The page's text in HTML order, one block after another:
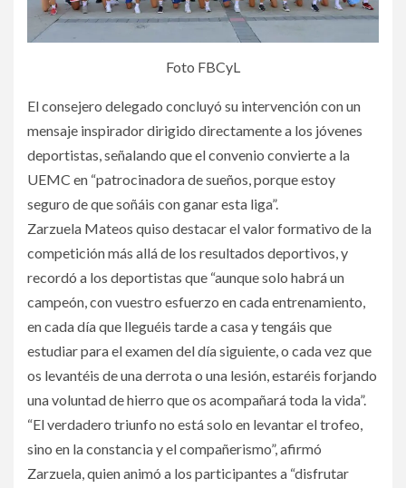
Foto FBCyL
El consejero delegado concluyó su intervención con un
mensaje inspirador dirigido directamente a los jóvenes
deportistas, señalando que el convenio convierte a la
UEMC en “patrocinadora de sueños, porque estoy
seguro de que soñáis con ganar esta liga”.
Zarzuela Mateos quiso destacar el valor formativo de la
competición más allá de los resultados deportivos, y
recordó a los deportistas que “aunque solo habrá un
campeón, con vuestro esfuerzo en cada entrenamiento,
en cada día que lleguéis tarde a casa y tengáis que
estudiar para el examen del día siguiente, o cada vez que
os levantéis de una derrota o una lesión, estaréis forjando
una voluntad de hierro que os acompañará toda la vida”.
“El verdadero triunfo no está solo en levantar el trofeo,
sino en la constancia y el compañerismo”, afirmó
Zarzuela, quien animó a los participantes a “disfrutar